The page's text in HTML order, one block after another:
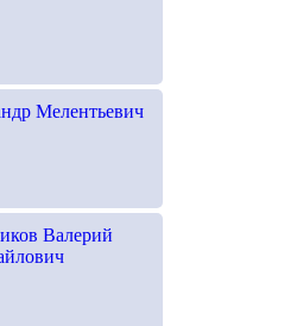
Мелентьевич
Валерий